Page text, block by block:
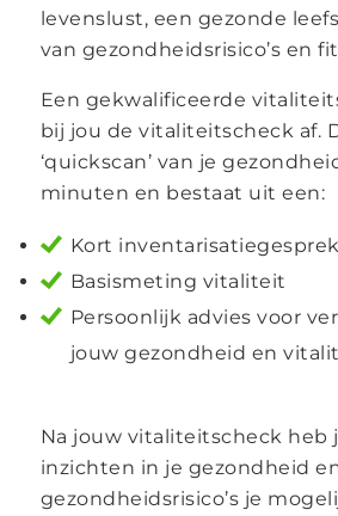
levenslust, een gezonde
van gezondheidsrisico’s en
Een gekwalificeerde
bij jou de vitaliteitscheck af.
‘quickscan’ van je
minuten en bestaat uit een:
Kort inventarisatiegesprek
Basismeting vitaliteit
Persoonlijk advies voor
jouw gezondheid en
Na jouw vitaliteitscheck heb
inzichten in je gezondheid
gezondheidsrisico’s je